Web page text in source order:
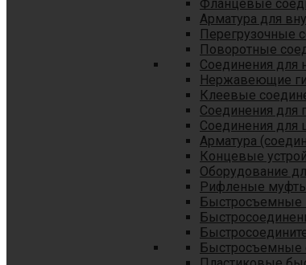
Фланцевые
Арматура для
Перегрузочные
Поворотные
Соединения для
Нержавеющие
Клеевые
Соединения для
Cоединения для
Арматура
Концевые
Оборудование
Рифленые
Быстросъемные
Быстросъемные